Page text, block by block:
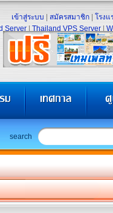
เข้าสู่ระบบ สมัครสมาชิก โรงแ
Server Thailand VPS Server
search